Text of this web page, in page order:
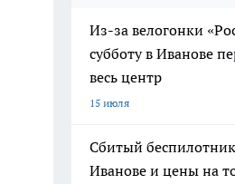
Из-за велогонки
субботу в Иванове
весь центр
15 июля
Сбитый
Иванове и цены на